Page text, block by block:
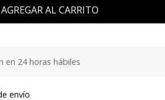
AGREGAR AL CARRITO
en 24 horas hábiles
envío